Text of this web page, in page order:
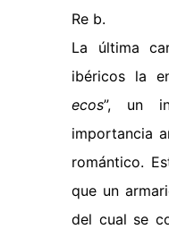
Re b.
La última
ibéricos la
ecos”, un
importancia
romántico.
que un
del cual se